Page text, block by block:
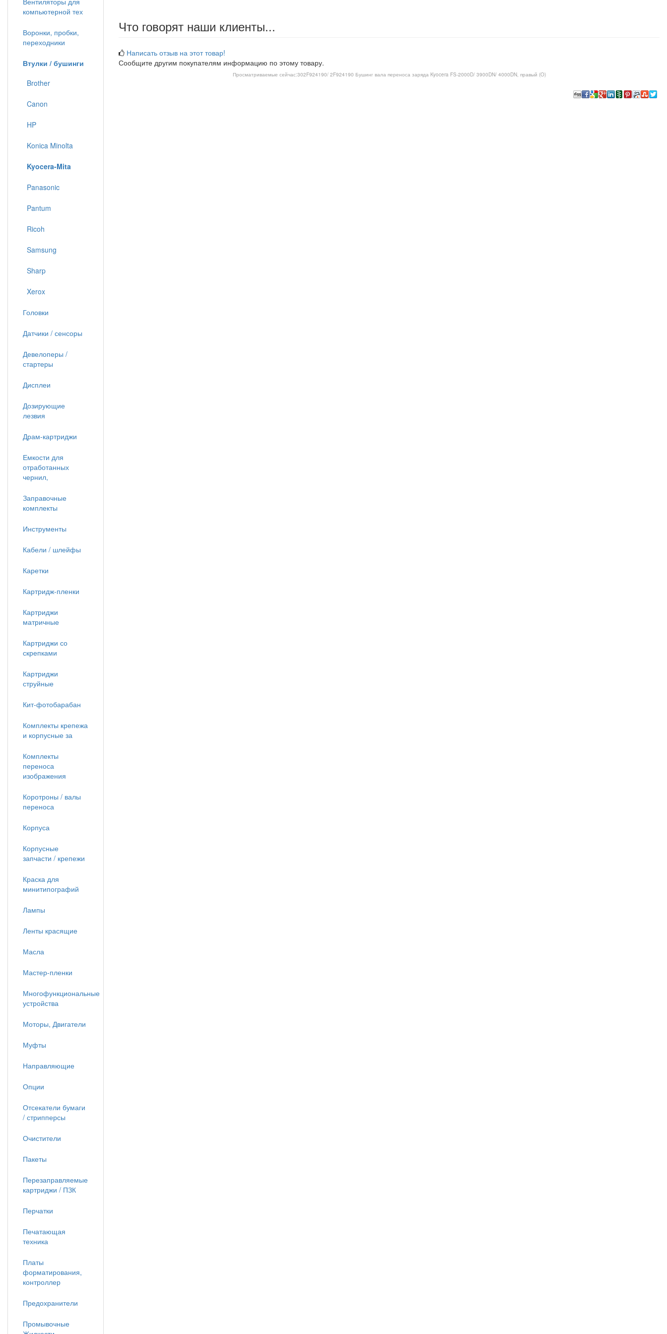
Что говорят наши клиенты...
Написать отзыв на этот товар!
Сообщите другим покупателям информацию по этому товару.
Просматриваемые сейчас:302F924190/ 2F924190 Бушинг вала переноса заряда Kyocera FS-2000D/ 3900DN/ 4000DN, правый (O)
компьютерной тех
Воронки, пробки,
переходники
Втулки / бушинги
Brother
Canon
HP
Konica Minolta
Kyocera-Mita
Panasonic
Pantum
Ricoh
Samsung
Sharp
Xerox
Головки
Датчики / сенсоры
Девелоперы /
стартеры
Дисплеи
Дозирующие
лезвия
Драм-картриджи
Емкости для
отработанных
чернил,
Заправочные
комплекты
Инструменты
Кабели / шлейфы
Каретки
Картридж-пленки
Картриджи
матричные
Картриджи со
скрепками
Картриджи
струйные
Кит-фотобарабан
Комплекты крепежа
и корпусные за
Комплекты
переноса
изображения
Коротроны / валы
переноса
Корпуса
Корпусные
запчасти / крепежи
Краска для
минитипографий
Лампы
Ленты красящие
Масла
Мастер-пленки
Многофункциональные
устройства
Моторы, Двигатели
Муфты
Направляющие
Опции
Отсекатели бумаги
/ стрипперсы
Очистители
Пакеты
Перезаправляемые
картриджи / ПЗК
Перчатки
Печатающая
техника
Платы
форматирования,
контроллер
Предохранители
Промывочные